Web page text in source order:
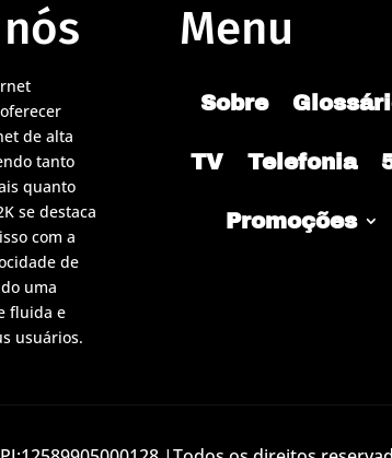
de alta
tanto
quanto
se destaca
com a
de
uma
fluida e
usuários.
Menu
Sobre
TV Telefonia
Promoções